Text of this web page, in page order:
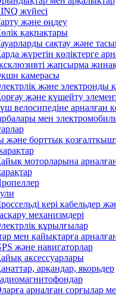
жүйесі
және өңдеу
қақпақтары
сақтау және
жүретін көліктерге
жапсырма
камерасы
және электронды
және күшейту
велосипедіне арналған
мен
және борттық
моторларына
кері кабельдер
механизмдері
құрылғылар
мен қайықтарға
және навигаторлар
аксессуарлары
арқандар, якорьдер
арналған сорғылар